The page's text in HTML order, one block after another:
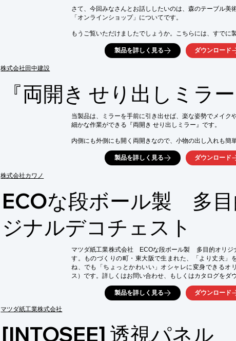
株式会社田中建設
さて、今回みなさんとお話ししたいのは、森のテーブル美
「オンラインショップ」についてです。
もうご覧いただけましたでしょうか。こちらには、すでに
登録されています。
「無垢板が天板になってるテーブルが欲しいな」という方
※ブログの詳細内容は、関連リンクより閲覧いただけます。
詳しくは、お気軽にお問い合わせ下さい。
製品を詳しく見る ダウンロード
『両開き せり出しミラー
株式会社カワノ
当製品は、ミラーを手前に引き出せば、楽な姿勢でメイク
細かな作業ができる『両開き せり出しミラー』です。
内側にも外側にも開く両開きなので、小物の出し入れも簡単
合わせ鏡にすればヘアスタイルのチェックもラクラクでき
また、細枠のアルミフレームでスタイリッシュです。
■楽な姿勢でメイクや髭剃りなどの細かな作業ができる
■内側にも外側にも開く両開き
■小物の出し入れも簡単
■細枠のアルミフレームでスタイリッシュ
製品を詳しく見る ダウンロード
ECOな段ボール製 多目
ジナルデコチェスト
マツダ紙工業株式会社
マツダ紙工業株式会社　ECOな段ボール製　多目的オリ
す。ものづくりの町・東大阪で生まれた、「より丈夫」
ね、でも「ちょっとかわいい」オシャレに変身できるオ
ス）です。詳しくはお問い合わせ、もしくはカタログをダ
製品を詳しく見る ダウンロード
[INTOSEE] 透視パネル